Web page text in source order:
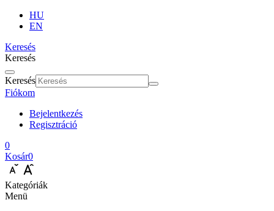
HU
EN
Keresés
Keresés
Keresés
Fiókom
Bejelentkezés
Regisztráció
0
Kosár0
Kategóriák
Menü